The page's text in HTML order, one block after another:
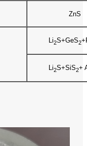
ZnS
Li2S+GeS2
Li2S+SiS2+